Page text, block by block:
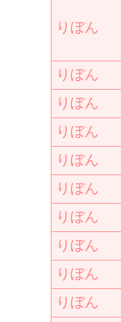
りぼん
りぼん
りぼん
りぼん
りぼん
りぼん
りぼん
りぼん
りぼん
りぼん